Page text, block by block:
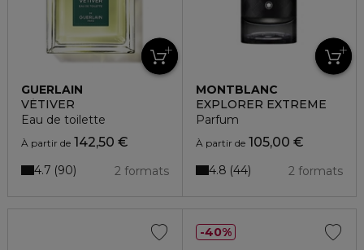
GUERLAIN
VÉTIVER
Eau de toilette
À partir de 142,50 €
2 formats
4.7 90
MONTBLANC
EXPLORER EXTREME
Parfum
À partir de105,00 €
2 formats
4.8 44
40%